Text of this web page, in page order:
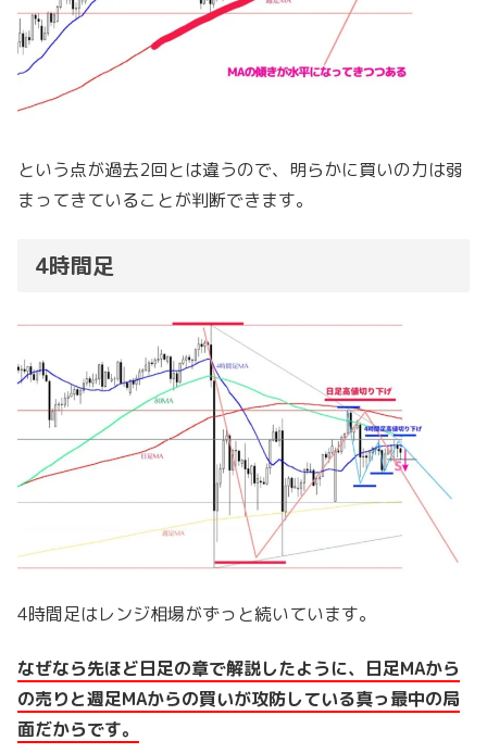
という点が過去2回とは違うので、明らかに買いの力は弱
まってきていることが判断できます。
4時間足
4時間足はレンジ相場がずっと続いています。
なぜなら先ほど日足の章で解説したように、日足MAから
の売りと週足MAからの買いが攻防している真っ最中の局
面だからです。